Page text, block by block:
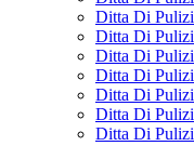
Ditta Di
Ditta Di
Ditta Di
Ditta Di
Ditta Di
Ditta Di
Ditta Di